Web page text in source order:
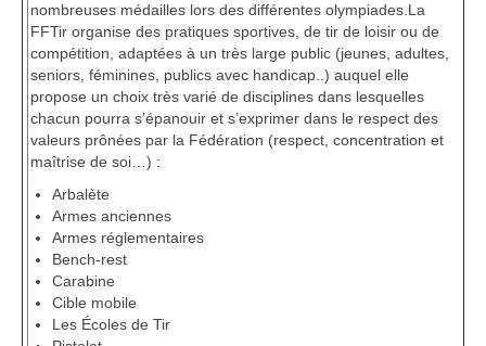
nombreuses médailles lors des différentes olympiades.La
FFTir organise des pratiques sportives, de tir de loisir ou de
compétition, adaptées à un très large public (jeunes, adultes,
seniors, féminines, publics avec handicap..) auquel elle
propose un choix très varié de disciplines dans lesquelles
chacun pourra s’épanouir et s’exprimer dans le respect des
valeurs prônées par la Fédération (respect, concentration et
maîtrise de soi…) :
Arbalète
Armes anciennes
Armes réglementaires
Bench-rest
Carabine
Cible mobile
Les Écoles de Tir